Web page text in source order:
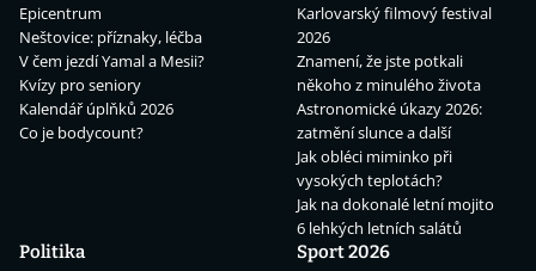
Epicentrum
Neštovice: příznaky, léčba
V čem jezdí Yamal a Mesii?
Kvízy pro seniory
Kalendář úplňků 2026
Co je bodycount?
Karlovarský filmový festival
2026
Znamení, že jste potkali
někoho z minulého života
Astronomické úkazy 2026:
zatmění slunce a další
Jak obléci miminko při
vysokých teplotách?
Jak na dokonalé letní mojito
6 lehkých letních salátů
Politika
Sport 2026